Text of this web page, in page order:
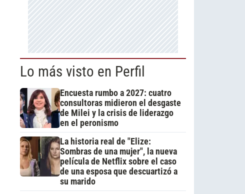
Lo más visto en Perfil
Encuesta rumbo a 2027: cuatro
consultoras midieron el desgaste
de Milei y la crisis de liderazgo
en el peronismo
La historia real de "Elize:
Sombras de una mujer", la nueva
película de Netflix sobre el caso
de una esposa que descuartizó a
su marido